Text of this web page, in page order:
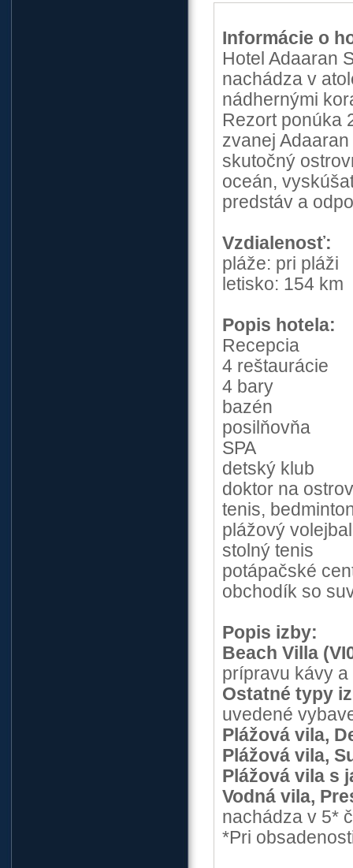
Informácie o
Hotel Adaaran
nachádza v
nádhernými
Rezort ponúka
zvanej
skutočný
oceán,
predstáv a
Vzdialenosť:
pláže: pri pláži
letisko: 154 km
Popis hotela:
Recepcia
4 reštaurácie
4 bary
bazén
posilňovňa
SPA
detský klub
doktor na
tenis,
plážový volejbal
stolný tenis
potápačské
obchodík so
Popis izby:
Beach Villa
prípravu kávy
Ostatné typy
uvedené
Plážová vila,
Plážová vila,
Plážová vila s
Vodná vila,
nachádza v 5*
*Pri